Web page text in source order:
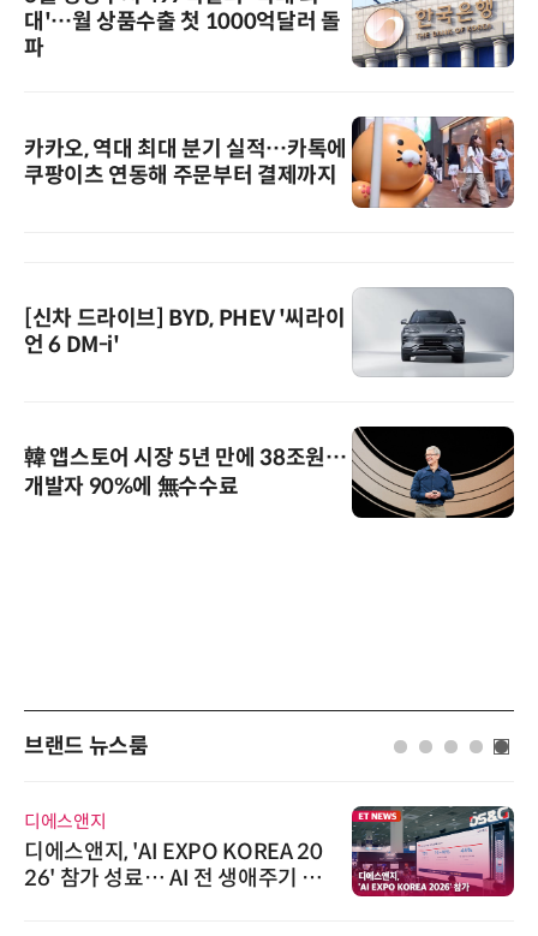
대'…월 상품수출 첫 1000억달러 돌
파
카카오, 역대 최대 분기 실적…카톡에
쿠팡이츠 연동해 주문부터 결제까지
[신차 드라이브] BYD, PHEV '씨라이
언 6 DM-i'
韓 앱스토어 시장 5년 만에 38조원…
개발자 90%에 無수수료
브랜드 뉴스룸
디에스앤지
디에스앤지, 'AI EXPO KOREA 20
26' 참가 성료… AI 전 생애주기 아